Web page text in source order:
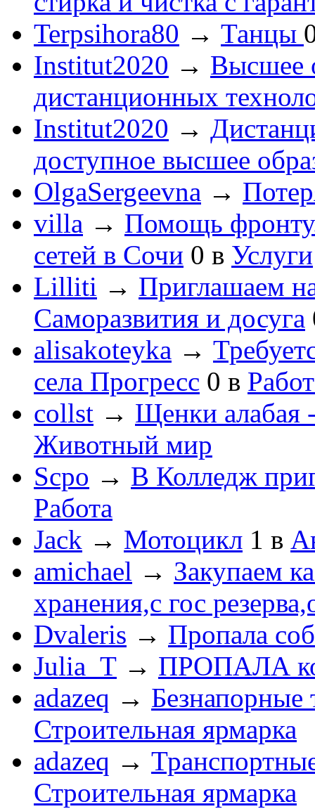
Terpsihora80 → Танцы
Institut2020 → Высшее
дистанционных
Institut2020 →
доступное высшее
OlgaSergeevna →
villa → Помощь
сетей в Сочи 0 в Услуги
Lilliti → Приглашаем
Саморазвития и досуга
alisakoteyka →
села Прогресс 0 в
collst → Щенки алабая
Животный мир
Scpo → В Колледж
Работа
Jack → Мотоцикл 1 в
amichael → Закупаем
хранения,с гос
Dvaleris → Пропала
Julia_T → ПРОПАЛА
adazeq → Безнапорные
Строительная ярмарка
adazeq →
Строительная ярмарка